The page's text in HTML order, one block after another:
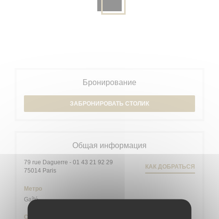
Бронирование
ЗАБРОНИРОВАТЬ СТОЛИК
Общая информация
79 rue Daguerre - 01 43 21 92 29
75014 Paris((открывается в новом окне))
КАК ДОБРАТЬСЯ
Метро
Gaîté
Сеть проката велосипедов Velib'